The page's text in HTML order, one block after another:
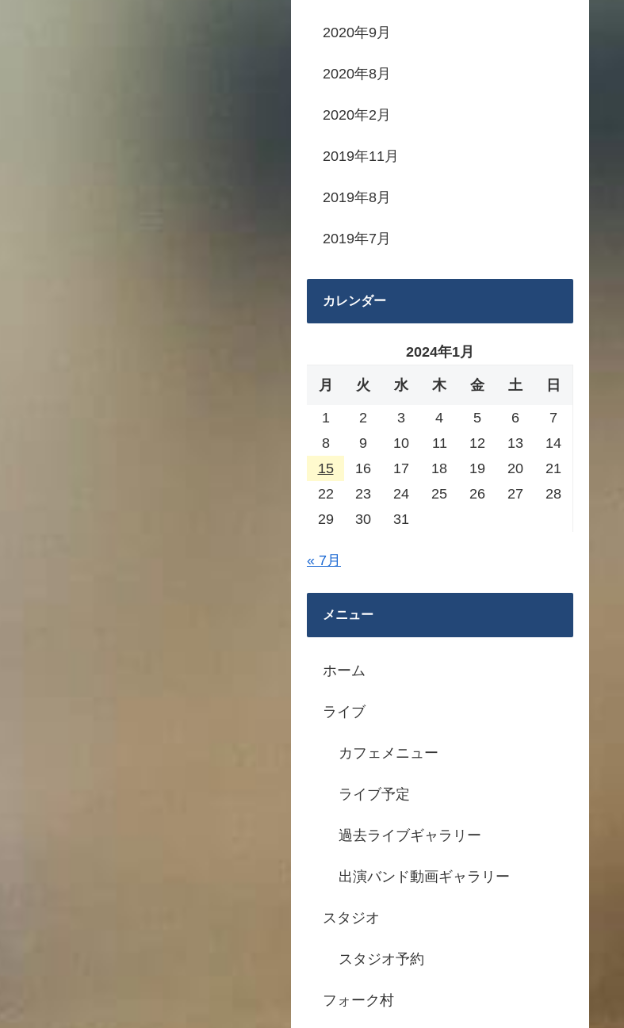
2020年9月
2020年8月
2020年2月
2019年11月
2019年8月
2019年7月
カレンダー
2024年1月
月 火 水 木 金 土 日
1 2 3 4 5 6
7
8
9 10 11 12 13
14
15
16 17 18 19 20
21
22
23 24 25 26 27
28
29
30 31
« 7月
メニュー
ホーム
ライブ
カフェメニュー
ライブ予定
過去ライブギャラリー
出演バンド動画ギャラリー
スタジオ
スタジオ予約
フォーク村